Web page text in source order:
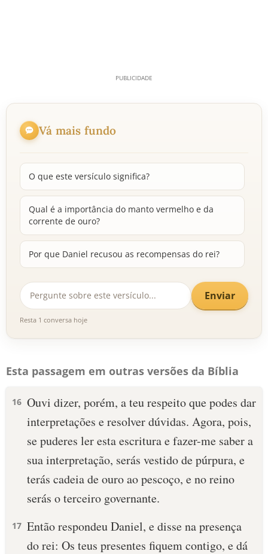
Vá mais fundo
O que este versículo significa?
Qual é a importância do manto vermelho e da
corrente de ouro?
Por que Daniel recusou as recompensas do rei?
Enviar
Resta 1 conversa hoje
Esta passagem em outras versões da Bíblia
16 Ouvi dizer, porém, a teu respeito que podes dar
interpretações e resolver dúvidas. Agora, pois,
se puderes ler esta escritura e fazer-me saber a
sua interpretação, serás vestido de púrpura, e
terás cadeia de ouro ao pescoço, e no reino
serás o terceiro governante.
17 Então respondeu Daniel, e disse na presença
do rei: Os teus presentes fiquem contigo, e dá